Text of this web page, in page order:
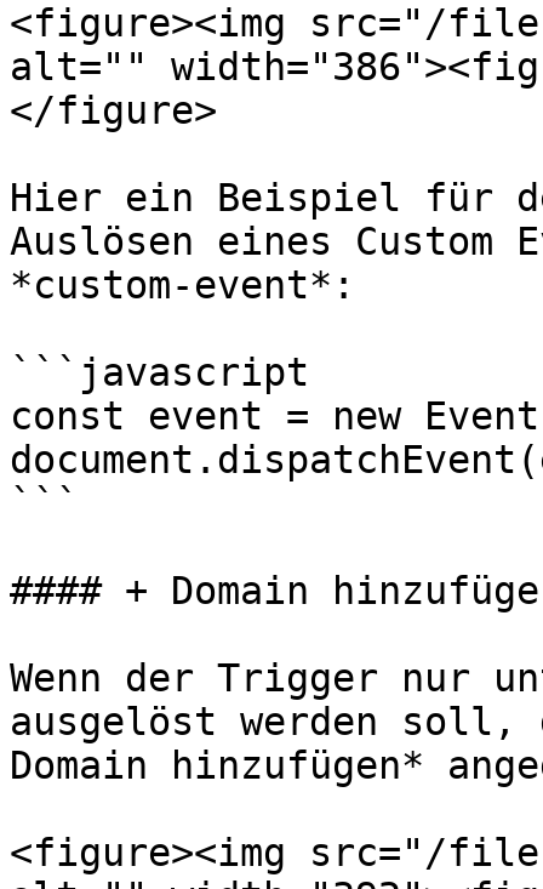
<figure><img src="/files/
alt=""
</figure>
Hier ein Beispiel für
Auslösen eines Custom
*custom-event*:
```javascript
const event = new
```
#### + Domain
Wenn der Trigger nur
ausgelöst werden soll,
Domain hinzufügen*
<figure><img src="/